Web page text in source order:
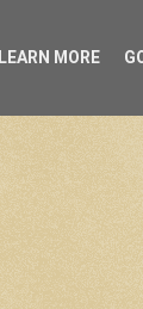
LEARN MORE